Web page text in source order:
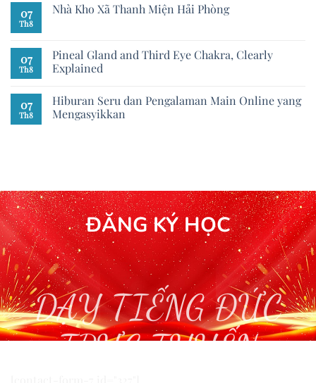
07
Th8
Nhà Kho Xã Thanh Miện Hải Phòng
07
Th8
Pineal Gland and Third Eye Chakra, Clearly
Explained
07
Th8
Hiburan Seru dan Pengalaman Main Online yang
Mengasyikkan
ĐĂNG KÝ HỌC
DẠY TIẾNG ĐỨC
TRỰC TUYẾN